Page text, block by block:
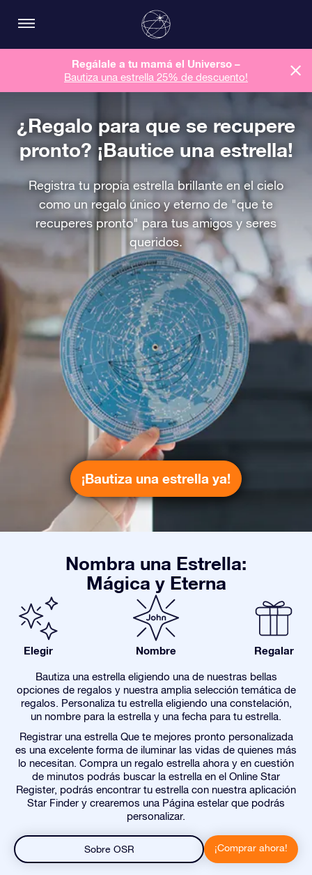
Regálale a tu mamá el Universo –
Bautiza una estrella 25% de descuento!
¿Regalo para que se recupere
pronto? ¡Bautice una estrella!
Registra tu propia estrella brillante en el cielo
como un regalo único y eterno de "que te
recuperes pronto" para tus amigos y seres
queridos.
¡Bautiza una estrella ya!
Nombra una Estrella:
Mágica y Eterna
Elegir Nombre Regalar
Bautiza una estrella eligiendo una de nuestras bellas
opciones de regalos y nuestra amplia selección temática de
regalos. Personaliza tu estrella eligiendo una constelación,
un nombre para la estrella y una fecha para tu estrella.
Registrar una estrella Que te mejores pronto personalizada
es una excelente forma de iluminar las vidas de quienes más
lo necesitan. Compra un regalo estrella ahora y en cuestión
de minutos podrás buscar la estrella en el Online Star
Register, podrás encontrar tu estrella con nuestra aplicación
Star Finder y crearemos una Página estelar que podrás
personalizar.
Sobre OSR ¡Comprar ahora!